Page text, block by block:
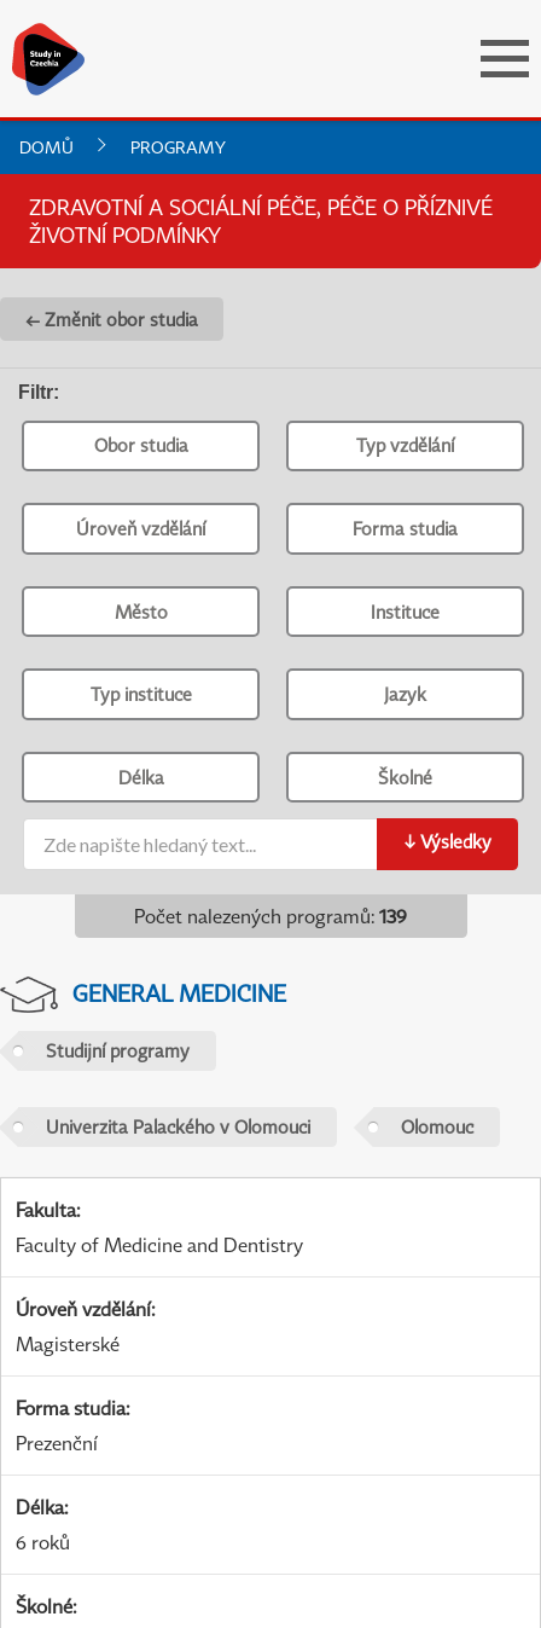
DOMŮ PROGRAMY
ZDRAVOTNÍ A SOCIÁLNÍ PÉČE, PÉČE O PŘÍZNIVÉ
ŽIVOTNÍ PODMÍNKY
← Změnit obor studia
Filtr:
Obor studia Typ vzdělání
Úroveň vzdělání Forma studia
Město Instituce
Typ instituce Jazyk
Délka Školné
↓ Výsledky
Počet nalezených programů: 139
GENERAL MEDICINE
Studijní programy
Univerzita Palackého v Olomouci Olomouc
Fakulta:
Faculty of Medicine and Dentistry
Úroveň vzdělání:
Magisterské
Forma studia:
Prezenční
Délka:
6 roků
Školné: